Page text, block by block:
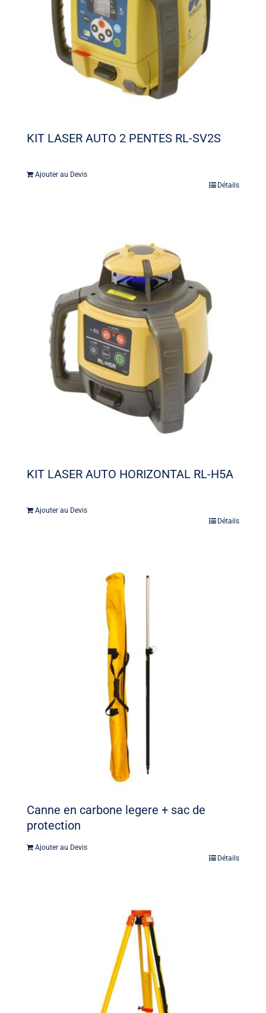
KIT LASER AUTO 2 PENTES RL-SV2S
Ajouter au Devis
Détails
KIT LASER AUTO HORIZONTAL RL-H5A
Ajouter au Devis
Détails
Canne en carbone legere + sac de
protection
Ajouter au Devis
Détails